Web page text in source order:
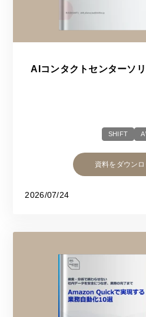
AIコンタクトセンターソ
SHIFT
資料をダウン
2026/07/24